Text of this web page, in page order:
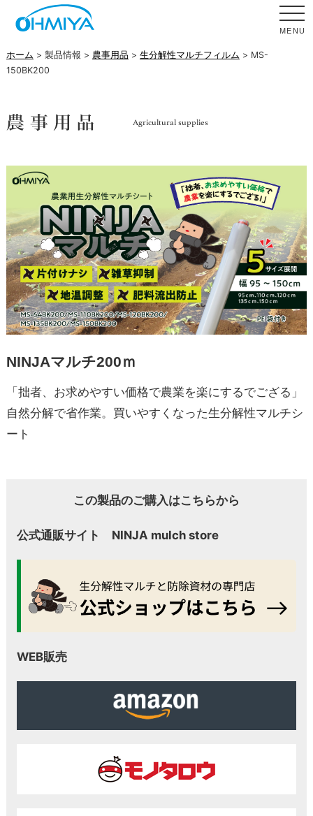
MENU
ホーム > 製品情報 > 農事用品 > 生分解性マルチフィルム > MS-
150BK200
NINJAマルチ200ｍ
「拙者、お求めやすい価格で農業を楽にするでござる」
自然分解で省作業。買いやすくなった生分解性マルチシ
ート
この製品のご購入はこちらから
公式通販サイト NINJA mulch store
WEB販売